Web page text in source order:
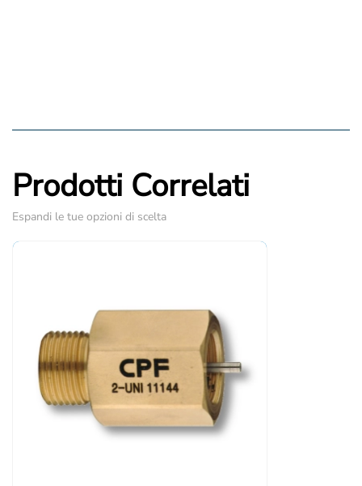
Prodotti Correlati
Espandi le tue opzioni di scelta